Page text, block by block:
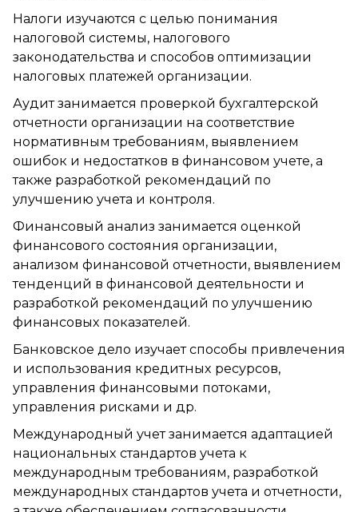
Налоги изучаются с целью понимания
налоговой системы, налогового
законодательства и способов оптимизации
налоговых платежей организации.
Аудит занимается проверкой бухгалтерской
отчетности организации на соответствие
нормативным требованиям, выявлением
ошибок и недостатков в финансовом учете, а
также разработкой рекомендаций по
улучшению учета и контроля.
Финансовый анализ занимается оценкой
финансового состояния организации,
анализом финансовой отчетности, выявлением
тенденций в финансовой деятельности и
разработкой рекомендаций по улучшению
финансовых показателей.
Банковское дело изучает способы привлечения
и использования кредитных ресурсов,
управления финансовыми потоками,
управления рисками и др.
Международный учет занимается адаптацией
национальных стандартов учета к
международным требованиям, разработкой
международных стандартов учета и отчетности,